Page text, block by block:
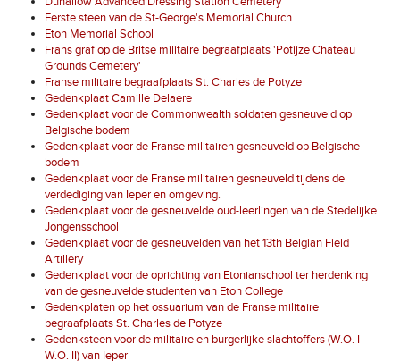
Eerste steen van de St-George's Memorial Church
Eton Memorial School
Frans graf op de Britse militaire begraafplaats 'Potijze Chateau
Grounds Cemetery'
Franse militaire begraafplaats St. Charles de Potyze
Gedenkplaat Camille Delaere
Gedenkplaat voor de Commonwealth soldaten gesneuveld op
Belgische bodem
Gedenkplaat voor de Franse militairen gesneuveld op Belgische
bodem
Gedenkplaat voor de Franse militairen gesneuveld tijdens de
verdediging van Ieper en omgeving.
Gedenkplaat voor de gesneuvelde oud-leerlingen van de Stedelijke
Jongensschool
Gedenkplaat voor de gesneuvelden van het 13th Belgian Field
Artillery
Gedenkplaat voor de oprichting van Etonianschool ter herdenking
van de gesneuvelde studenten van Eton College
Gedenkplaten op het ossuarium van de Franse militaire
begraafplaats St. Charles de Potyze
Gedenksteen voor de militaire en burgerlijke slachtoffers (W.O. I -
W.O. II) van Ieper